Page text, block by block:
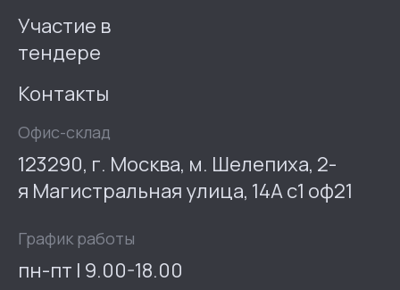
Участие в
тендере
Контакты
Офис-склад
123290, г. Москва, м. Шелепиха, 2-
я Магистральная улица, 14А с1 оф21
График работы
пн-пт | 9.00-18.00